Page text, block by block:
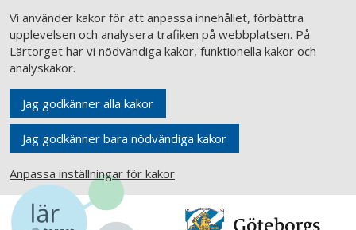
Vi använder kakor för att anpassa innehållet, förbättra
upplevelsen och analysera trafiken på webbplatsen. På
Lärtorget har vi nödvändiga kakor, funktionella kakor och
analyskakor.
Jag godkänner alla kakor
Jag godkänner bara nödvändiga kakor
Anpassa inställningar för kakor